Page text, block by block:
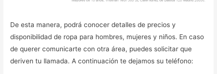
De esta manera, podrá conocer detalles de precios y
disponibilidad de ropa para hombres, mujeres y niños. En caso
de querer comunicarte con otra área, puedes solicitar que
deriven tu llamada. A continuación te dejamos su teléfono: